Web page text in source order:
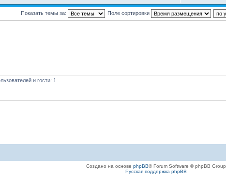
Показать темы за: Поле сортировки
и гости: 1
Создано на основе phpBB® Forum Software © phpBB Group
Русская поддержка phpBB